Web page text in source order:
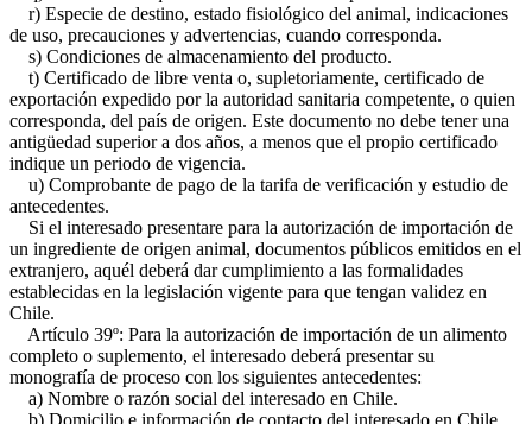
r) Especie de destino, estado fisiológico del animal, indicaciones
de uso, precauciones y advertencias, cuando corresponda.
s) Condiciones de almacenamiento del producto.
t) Certificado de libre venta o, supletoriamente, certificado de
exportación expedido por la autoridad sanitaria competente, o quien
corresponda, del país de origen. Este documento no debe tener una
antigüedad superior a dos años, a menos que el propio certificado
indique un periodo de vigencia.
u) Comprobante de pago de la tarifa de verificación y estudio de
antecedentes.
Si el interesado presentare para la autorización de importación de
un ingrediente de origen animal, documentos públicos emitidos en el
extranjero, aquél deberá dar cumplimiento a las formalidades
establecidas en la legislación vigente para que tengan validez en
Chile.
Artículo 39º: Para la autorización de importación de un alimento
completo o suplemento, el interesado deberá presentar su
monografía de proceso con los siguientes antecedentes:
a) Nombre o razón social del interesado en Chile.
b) Domicilio e información de contacto del interesado en Chile.